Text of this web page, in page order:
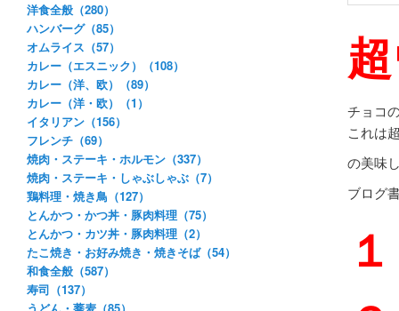
チョコ
これは
の美味
ブログ
洋食全般（280）
ハンバーグ（85）
オムライス（57）
カレー（エスニック）（108）
カレー（洋、欧）（89）
カレー（洋・欧）（1）
イタリアン（156）
フレンチ（69）
焼肉・ステーキ・ホルモン（337）
焼肉・ステーキ・しゃぶしゃぶ（7）
鶏料理・焼き鳥（127）
とんかつ・かつ丼・豚肉料理（75）
とんかつ・カツ丼・豚肉料理（2）
たこ焼き・お好み焼き・焼きそば（54）
和食全般（587）
寿司（137）